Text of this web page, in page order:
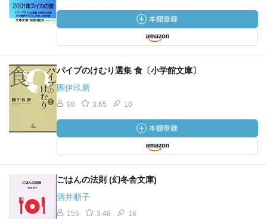
パイプのけむり選集 食〔小学館文庫〕
團伊玖磨
98 3.65 10
ごはんの法則 (幻冬舎文庫)
酒井順子
155 3.48 16